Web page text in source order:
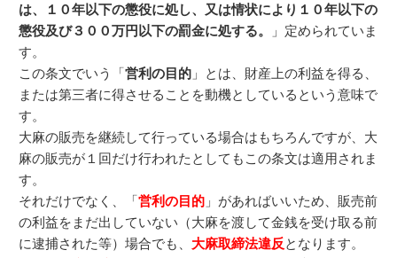
は、１０年以下の懲役に処し、又は情状により１０年以下の
懲役及び３００万円以下の罰金に処する。
」定められていま
す。
この条文でいう「営利の目的 」とは、財産上の利益を得る、
または第三者に得させることを動機としているという意味で
す。
大麻の販売を継続して行っている場合はもちろんですが、大
麻の販売が１回だけ行われたとしてもこの条文は適用されま
す。
それだけでなく、「営利の目的 」があればいいため、販売前
の利益をまだ出していない（大麻を渡して金銭を受け取る前
に逮捕された等）場合でも、 大麻取締法違反となります。